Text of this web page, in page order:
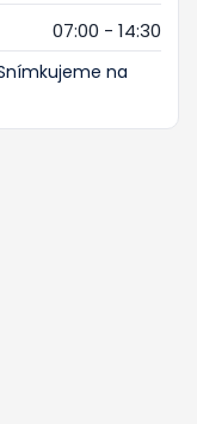
07:00 - 14:30
na